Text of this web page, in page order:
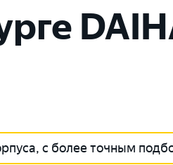
с более точным